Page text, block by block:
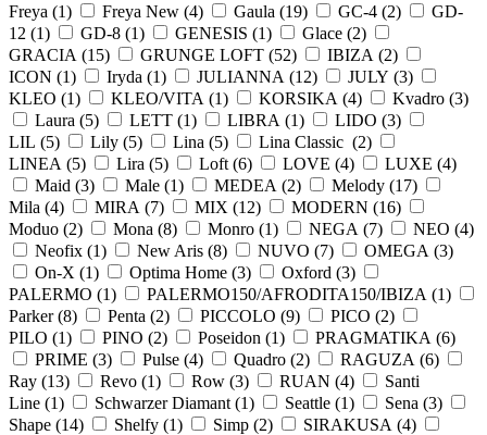
Freya (1) Freya New (4) Gaula (19) GC-4 (2)
GD-
12 (1) GD-8 (1) GENESIS (1) Glace (2)
GRACIA (15) GRUNGE LOFT (52) IBIZA (2)
ICON (1) Iryda (1) JULIANNA (12) JULY (3)
KLEO (1) KLEO/VITA (1) KORSIKA (4) Kvadro (3)
Laura (5) LETT (1) LIBRA (1) LIDO (3)
LIL (5) Lily (5) Lina (5) Lina Classic (2)
LINEA (5) Lira (5) Loft (6) LOVE (4) LUXE (4)
Maid (3) Male (1) MEDEA (2) Melody (17)
Mila (4) MIRA (7) MIX (12) MODERN (16)
Moduo (2) Mona (8) Monro (1) NEGA (7) NEO (4)
Neofix (1) New Aris (8) NUVO (7) OMEGA (3)
On-X (1) Optima Home (3) Oxford (3)
PALERMO (1) PALERMO150/AFRODITA150/IBIZA (1)
Parker (8) Penta (2) PICCOLO (9) PICO (2)
PILO (1) PINO (2) Poseidon (1) PRAGMATIKA (6)
PRIME (3) Pulse (4) Quadro (2) RAGUZA (6)
Ray (13) Revo (1) Row (3) RUAN (4)
Santi
Line (1) Schwarzer Diamant (1) Seattle (1) Sena (3)
Shape (14) Shelfy (1) Simp (2) SIRAKUSA (4)